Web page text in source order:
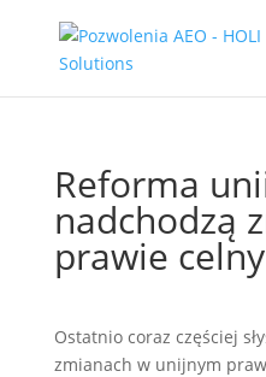
Reforma
nadchodzą
prawie
Ostatnio coraz częściej
zmianach w unijnym